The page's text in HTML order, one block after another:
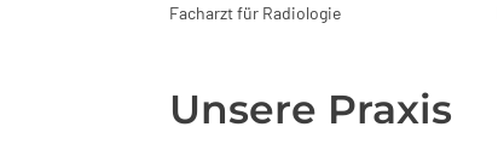
Facharzt für Radiologie
Unsere Praxis